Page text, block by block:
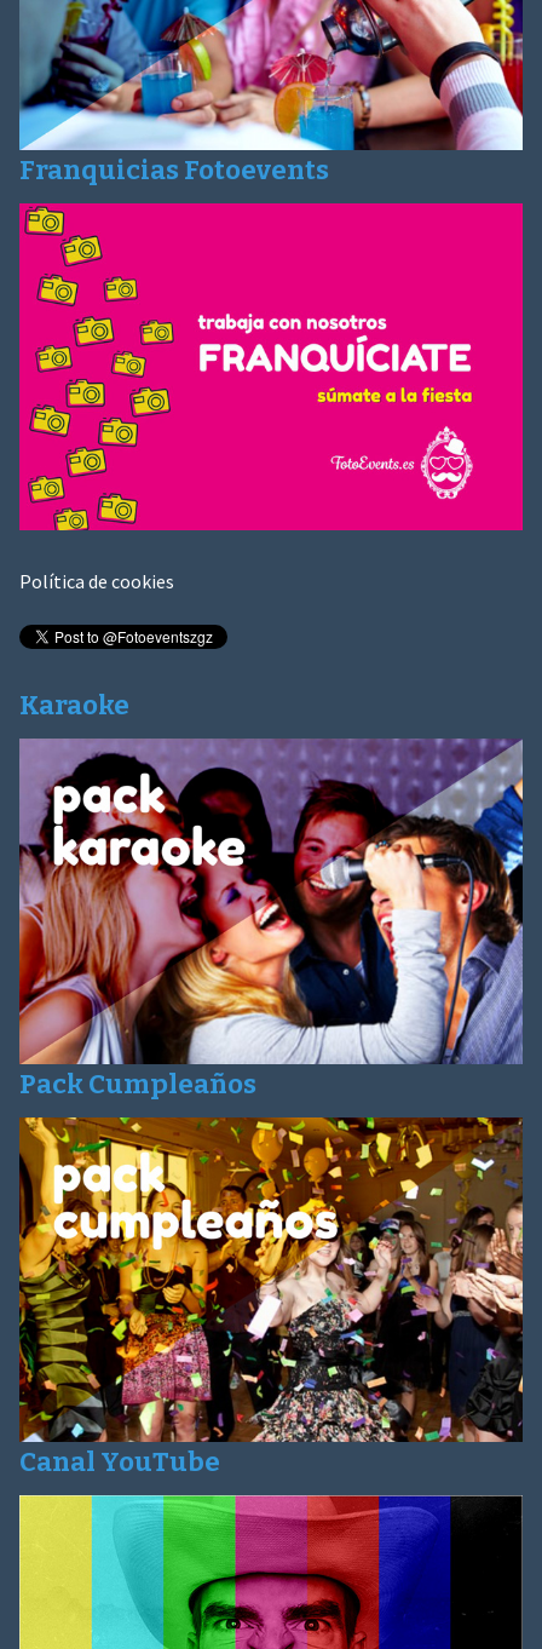
Franquicias Fotoevents
Política de cookies
Karaoke
Pack Cumpleaños
Canal YouTube